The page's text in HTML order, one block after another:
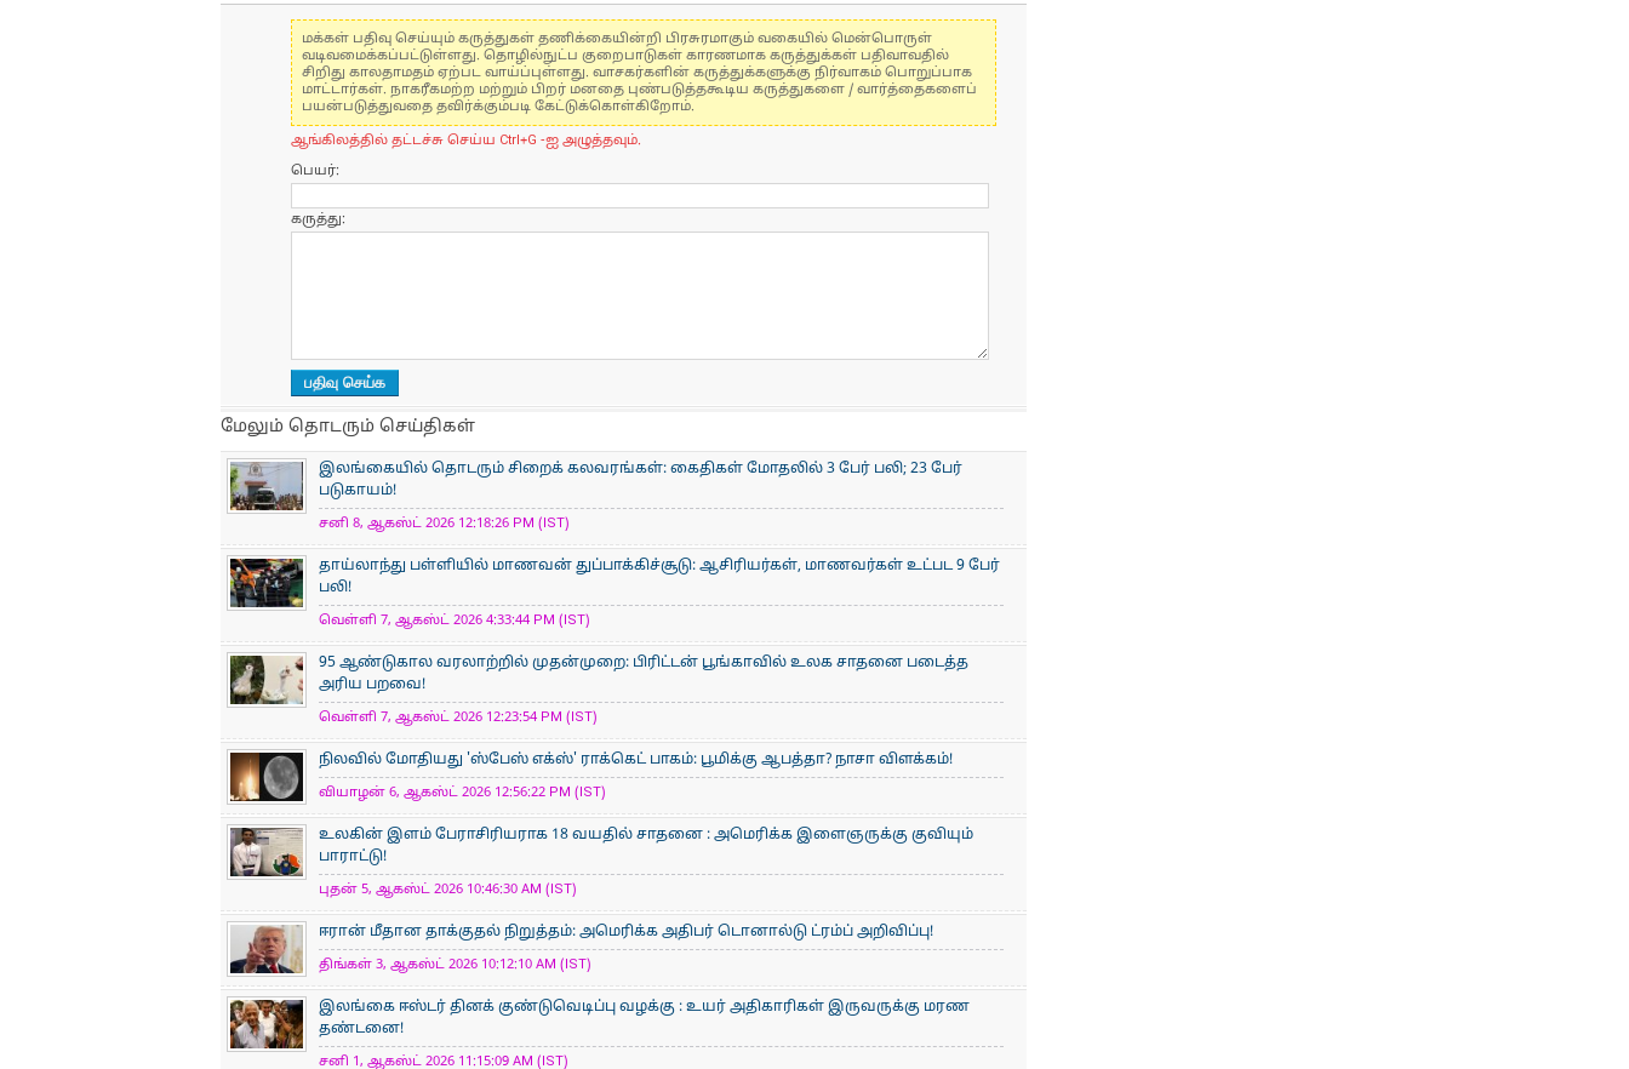
மக்கள் பதிவு செய்யும் கருத்துகள் தணிக்கையின்றி பிரசுரமாகும் வகையில் மென்பொருள்
வடிவமைக்கப்பட்டுள்ளது. தொழில்நுட்ப குறைபாடுகள் காரணமாக கருத்துக்கள் பதிவாவதில்
சிறிது காலதாமதம் ஏற்பட வாய்ப்புள்ளது. வாசகர்களின் கருத்துக்களுக்கு நிர்வாகம் பொறுப்பாக
மாட்டார்கள். நாகரீகமற்ற மற்றும் பிறர் மனதை புண்படுத்தகூடிய கருத்துகளை / வார்த்தைகளைப்
பயன்படுத்துவதை தவிர்க்கும்படி கேட்டுக்கொள்கிறோம்.
ஆங்கிலத்தில் தட்டச்சு செய்ய Ctrl+G -ஐ அழுத்தவும்.
பெயர்:
கருத்து:
மேலும் தொடரும் செய்திகள்
இலங்கையில் தொடரும் சிறைக் கலவரங்கள்: கைதிகள் மோதலில் 3 பேர் பலி; 23 பேர்
படுகாயம்!
சனி 8, ஆகஸ்ட் 2026 12:18:26 PM (IST)
தாய்லாந்து பள்ளியில் மாணவன் துப்பாக்கிச்சூடு: ஆசிரியர்கள், மாணவர்கள் உட்பட 9 பேர்
பலி!
வெள்ளி 7, ஆகஸ்ட் 2026 4:33:44 PM (IST)
95 ஆண்டுகால வரலாற்றில் முதன்முறை: பிரிட்டன் பூங்காவில் உலக சாதனை படைத்த
அரிய பறவை!
வெள்ளி 7, ஆகஸ்ட் 2026 12:23:54 PM (IST)
நிலவில் மோதியது 'ஸ்பேஸ் எக்ஸ்' ராக்கெட் பாகம்: பூமிக்கு ஆபத்தா? நாசா விளக்கம்!
வியாழன் 6, ஆகஸ்ட் 2026 12:56:22 PM (IST)
உலகின் இளம் பேராசிரிய​ராக 18 வயதில் சாதனை : அமெரிக்​க இளைஞருக்கு குவியும்
பாராட்டு!
புதன் 5, ஆகஸ்ட் 2026 10:46:30 AM (IST)
ஈரான் மீதான தாக்குதல் நிறுத்தம்: அமெரிக்க அதிபர் டொனால்டு ட்ரம்ப் அறிவிப்பு!
திங்கள் 3, ஆகஸ்ட் 2026 10:12:10 AM (IST)
இலங்கை ஈஸ்டர் தினக் குண்டுவெடிப்பு வழக்கு : உயர் அதிகாரிகள் இருவருக்கு மரண
தண்டனை!
சனி 1, ஆகஸ்ட் 2026 11:15:09 AM (IST)